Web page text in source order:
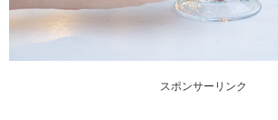
スポンサーリンク